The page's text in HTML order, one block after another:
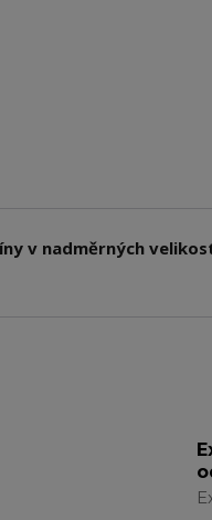
v nadměrných